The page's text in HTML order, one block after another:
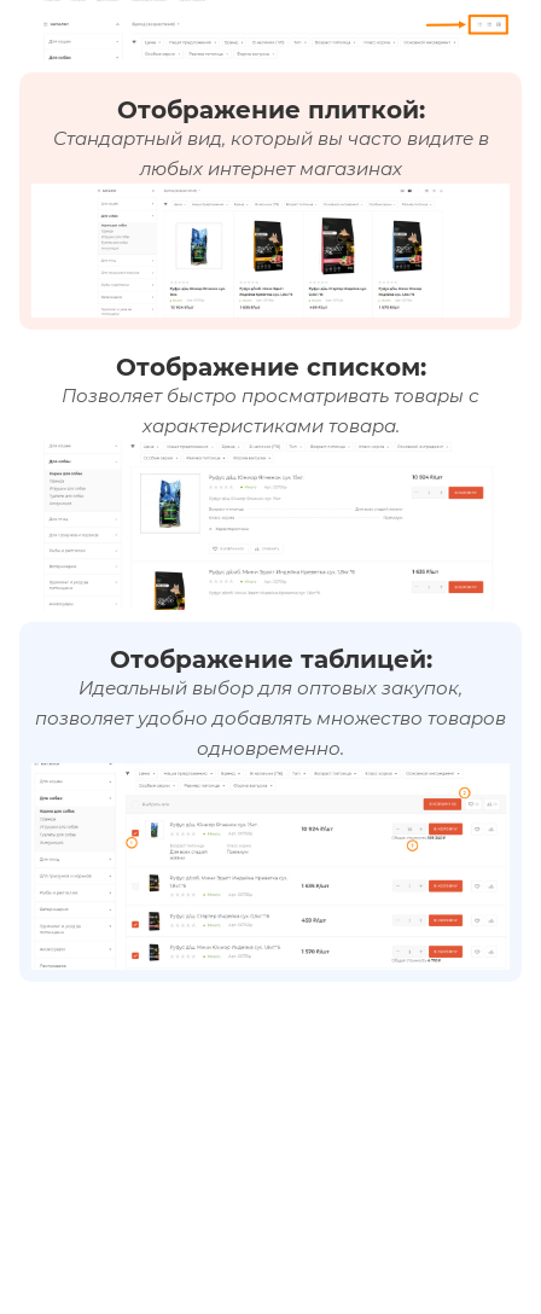
Отображение плиткой:
Стандартный вид, который вы часто видите в
любых интернет магазинах
Отображение списком:
Позволяет быстро просматривать товары с
характеристиками товара.
Отображение таблицей:
Идеальный выбор для оптовых закупок,
позволяет удобно добавлять множество товаров
одновременно.